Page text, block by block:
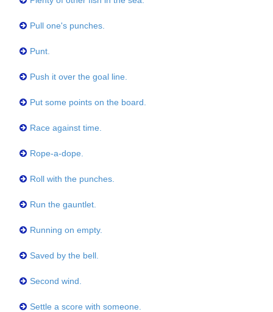
Pull one's punches.
Punt.
Push it over the goal line.
Put some points on the board.
Race against time.
Rope-a-dope.
Roll with the punches.
Run the gauntlet.
Running on empty.
Saved by the bell.
Second wind.
Settle a score with someone.